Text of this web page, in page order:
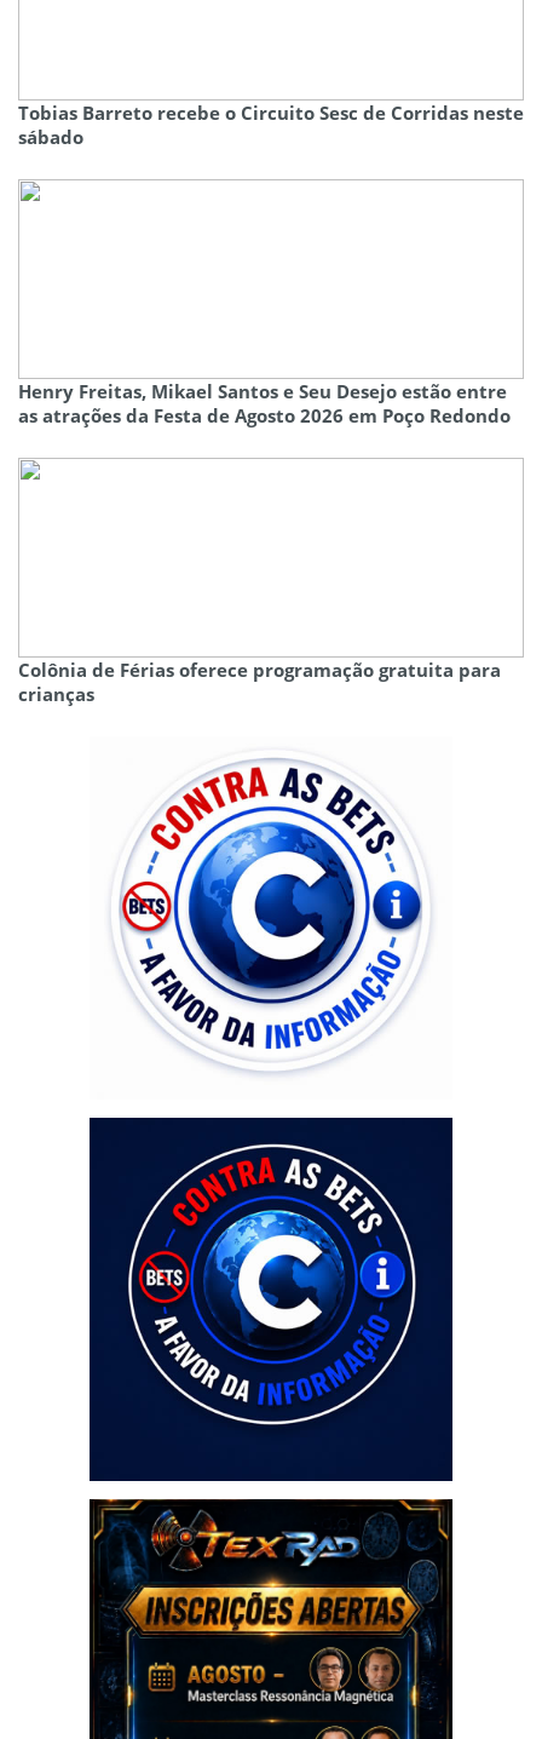
Tobias Barreto recebe o Circuito Sesc de Corridas neste
sábado
Henry Freitas, Mikael Santos e Seu Desejo estão entre
as atrações da Festa de Agosto 2026 em Poço Redondo
Colônia de Férias oferece programação gratuita para
crianças